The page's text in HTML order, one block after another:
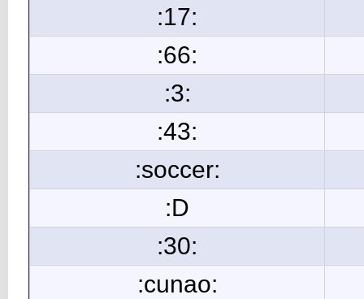
:17:
:66:
:3:
:43:
:soccer:
:D
:30:
:cunao: